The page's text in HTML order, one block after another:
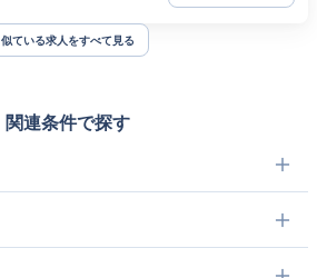
似ている求人をすべて見る
関連条件で探す